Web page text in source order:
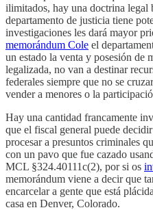
ilimitados, hay una doctrina legal
departamento de justicia tiene
investigaciones les dará mayor
memorándum Cole el
un estado la venta y posesión de
legalizada, no van a destinar
federales siempre que no se
vender a menores o la
Hay una cantidad francamente
que el fiscal general puede
procesar a presuntos criminales
con un pavo que fue cazado
MCL §324.40111c(2), por si os
memorándum viene a decir que
encarcelar a gente que está
casa en Denver, Colorado.